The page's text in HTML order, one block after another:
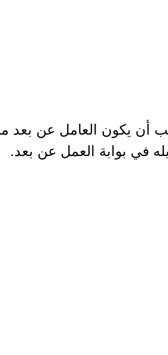
أن يكون العامل عن بعد
في بوابة العمل عن بعد.